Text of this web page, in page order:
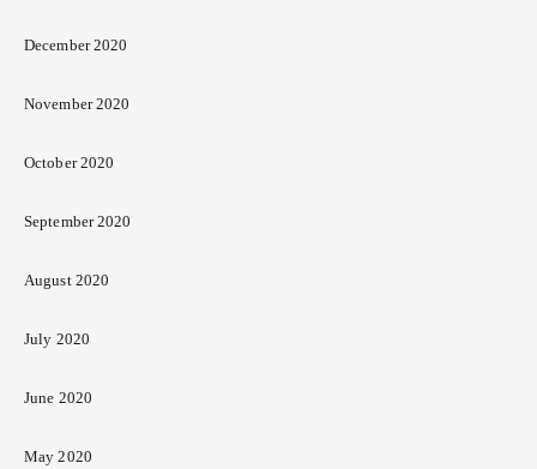
December 2020
November 2020
October 2020
September 2020
August 2020
July 2020
June 2020
May 2020